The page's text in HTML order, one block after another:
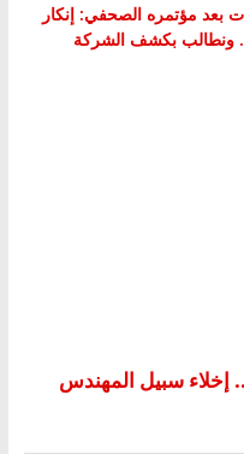
بعد مؤتمره الصحفي: إنكار
ونطالب بكشف الشركة